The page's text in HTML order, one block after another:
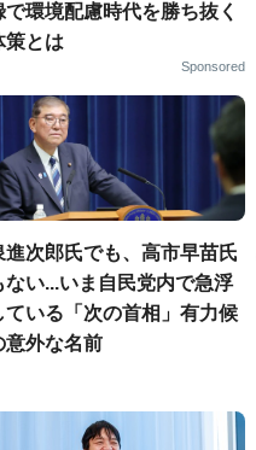
で環境配慮時代を勝ち抜く
策とは
Sponsored
進次郎氏でも、高市早苗氏
ない...いま自民党内で急浮
ている「次の首相」有力候
意外な名前